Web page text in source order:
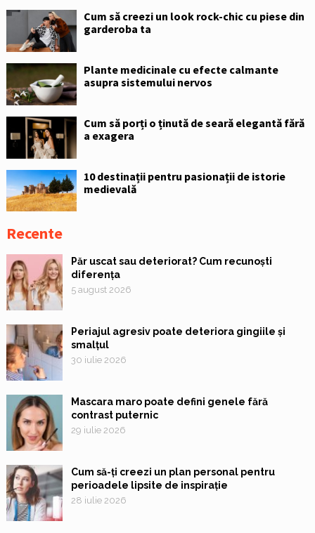
Cum să creezi un look rock-chic cu piese din
garderoba ta
Plante medicinale cu efecte calmante
asupra sistemului nervos
Cum să porți o ținută de seară elegantă fără
a exagera
10 destinații pentru pasionații de istorie
medievală
Recente
Păr uscat sau deteriorat? Cum recunoști
diferența
5 august 2026
Periajul agresiv poate deteriora gingiile și
smalțul
30 iulie 2026
Mascara maro poate defini genele fără
contrast puternic
29 iulie 2026
Cum să-ți creezi un plan personal pentru
perioadele lipsite de inspirație
28 iulie 2026